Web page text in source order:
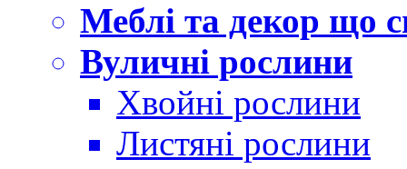
Меблі та декор що
Вуличні рослини
Хвойні рослини
Листяні рослини